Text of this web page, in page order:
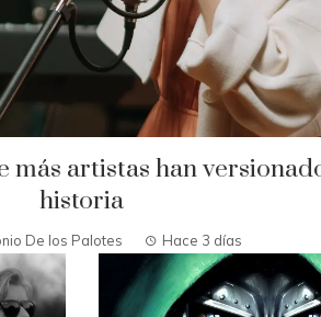
más artistas han
historia
De los Palotes Hace 3 días